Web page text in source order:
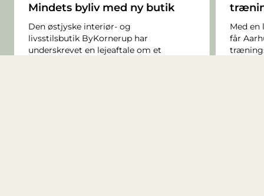
Mindets byliv med ny butik
Den østjyske interiør- og
livsstilsbutik ByKornerup har
underskrevet en lejeaftale om et
Med en
får